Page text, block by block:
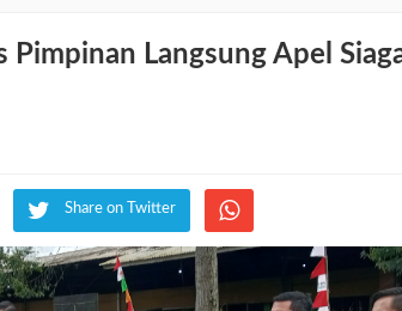
Pimpinan Langsung Apel
Share on Twitter